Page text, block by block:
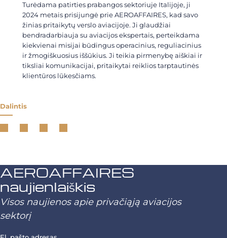
Turėdama patirties prabangos sektoriuje Italijoje, ji
2024 metais prisijungė prie AEROAFFAIRES, kad savo
žinias pritaikytų verslo aviacijoje. Ji glaudžiai
bendradarbiauja su aviacijos ekspertais, perteikdama
kiekvienai misijai būdingus operacinius, reguliacinius
ir žmogiškuosius iššūkius. Ji teikia pirmenybę aiškiai ir
tiksliai komunikacijai, pritaikytai reiklios tarptautinės
klientūros lūkesčiams.
Dalintis
AEROAFFAIRES
naujienlaiškis
Visos naujienos apie privačiąją aviacijos
sektorį